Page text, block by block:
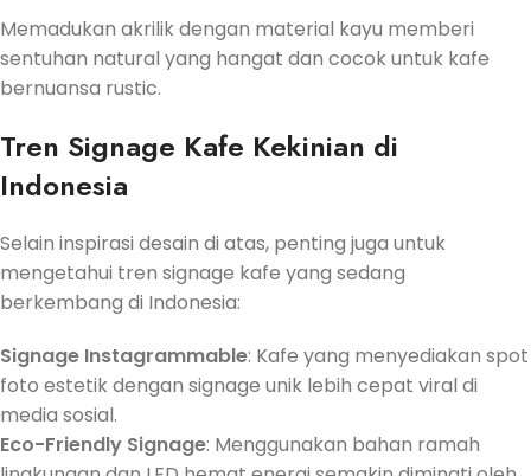
Memadukan akrilik dengan material kayu memberi
sentuhan natural yang hangat dan cocok untuk kafe
bernuansa rustic.
Tren Signage Kafe Kekinian di
Indonesia
Selain inspirasi desain di atas, penting juga untuk
mengetahui tren signage kafe yang sedang
berkembang di Indonesia:
Signage Instagrammable: Kafe yang menyediakan spot
foto estetik dengan signage unik lebih cepat viral di
media sosial.
Eco-Friendly Signage: Menggunakan bahan ramah